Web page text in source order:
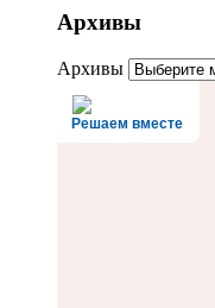
Архивы
Архивы
Решаем вместе